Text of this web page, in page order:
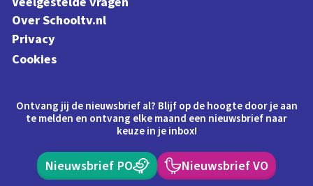
Over Schooltv.nl
Privacy
Cookies
Ontvang jij de nieuwsbrief al? Blijf op de hoogte door je aan
te melden en ontvang elke maand een nieuwsbrief naar
keuze in je inbox!
Nieuwsbrief PO Nieuwsbrief VO